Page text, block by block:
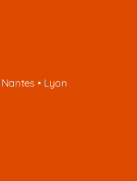
Nantes• Lyon